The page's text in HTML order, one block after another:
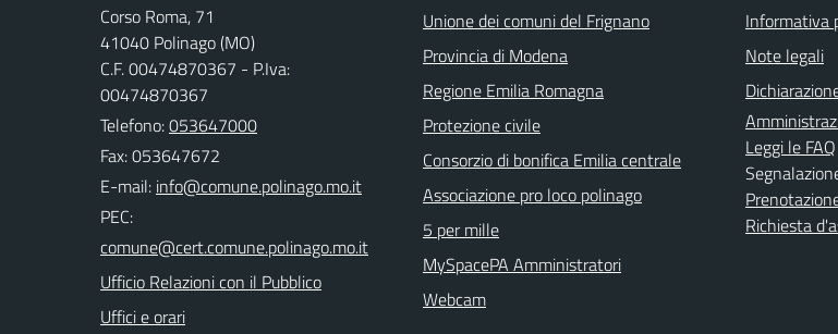
Corso Roma, 71
41040 Polinago (MO)
C.F. 00474870367 - P.Iva:
00474870367
Telefono:053647000
Fax: 053647672
E-mail:
PEC:
Ufficio Relazioni con il Pubblico
Uffici e orari
Unione dei comuni del Frignano
Provincia di Modena
Regione Emilia Romagna
Protezione civile
Consorzio di bonifica Emilia centrale
Associazione pro loco polinago
5 per mille
MySpacePA Amministratori
Webcam
Informativa
Note legali
Leggi le FAQ
Richiesta